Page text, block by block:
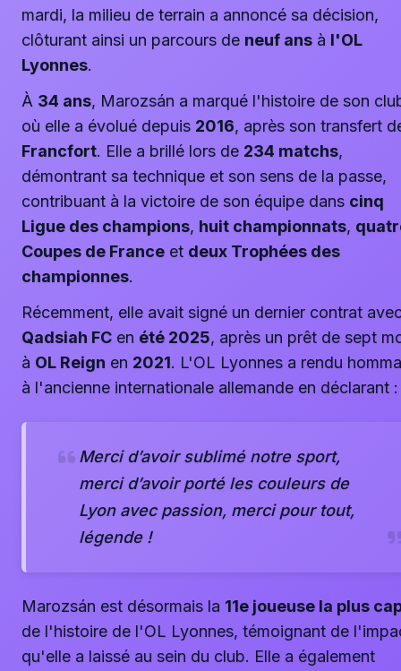
mardi, la milieu de terrain a annoncé sa décision,
clôturant ainsi un parcours de neuf ans à l'OL
Lyonnes.
À 34 ans, Marozsán a marqué l'histoire de son
où elle a évolué depuis 2016, après son transfert
Francfort. Elle a brillé lors de 234 matchs,
démontrant sa technique et son sens de la passe,
contribuant à la victoire de son équipe dans cinq
Ligue des champions, huit championnats,
Coupes de France et deux Trophées des
championnes.
Récemment, elle avait signé un dernier contrat
Qadsiah FC en été 2025, après un prêt de sept
à OL Reign en 2021. L'OL Lyonnes a rendu
à l'ancienne internationale allemande en déclarant :
Merci d’avoir sublimé notre sport,
merci d’avoir porté les couleurs de
Lyon avec passion, merci pour tout,
légende !
Marozsán est désormais la 11e joueuse la plus
de l'histoire de l'OL Lyonnes, témoignant de
qu'elle a laissé au sein du club. Elle a également